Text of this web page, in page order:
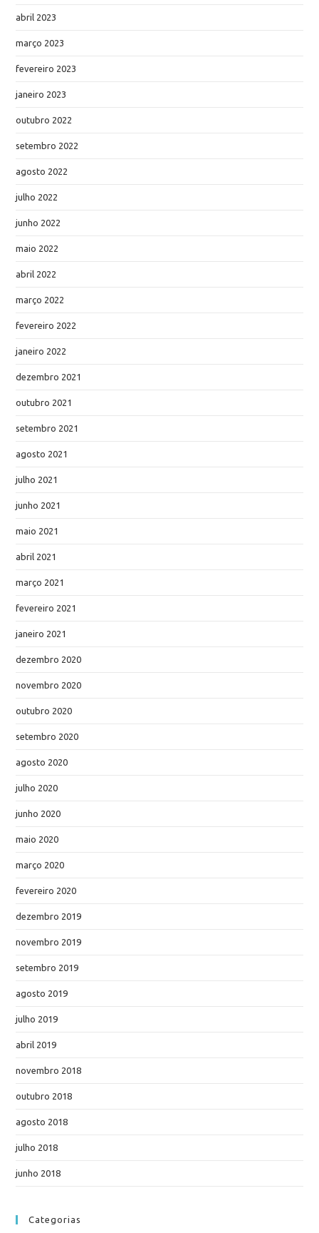
abril 2023
março 2023
fevereiro 2023
janeiro 2023
outubro 2022
setembro 2022
agosto 2022
julho 2022
junho 2022
maio 2022
abril 2022
março 2022
fevereiro 2022
janeiro 2022
dezembro 2021
outubro 2021
setembro 2021
agosto 2021
julho 2021
junho 2021
maio 2021
abril 2021
março 2021
fevereiro 2021
janeiro 2021
dezembro 2020
novembro 2020
outubro 2020
setembro 2020
agosto 2020
julho 2020
junho 2020
maio 2020
março 2020
fevereiro 2020
dezembro 2019
novembro 2019
setembro 2019
agosto 2019
julho 2019
abril 2019
novembro 2018
outubro 2018
agosto 2018
julho 2018
junho 2018
Categorias